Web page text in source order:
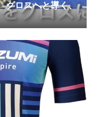
グロスへと導く、